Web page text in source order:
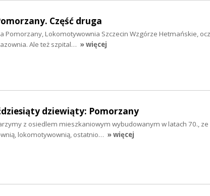
Część druga
Pomorzany, Lokomotywownia Szczecin Wzgórze Hetmańskie,
Ale też szpital… » więcej
dziewiąty: Pomorzany
z osiedlem mieszkaniowym wybudowanym w latach 70.,
lokomotywownią, ostatnio… » więcej